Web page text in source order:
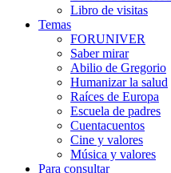
Libro de visitas
Temas
FORUNIVER
Saber mirar
Abilio de Gregorio
Humanizar la salud
Raíces de Europa
Escuela de padres
Cuentacuentos
Cine y valores
Música y valores
Para consultar